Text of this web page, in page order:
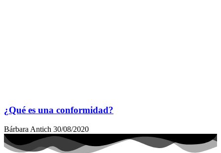
¿Qué es una conformidad?
Bárbara Antich 30/08/2020